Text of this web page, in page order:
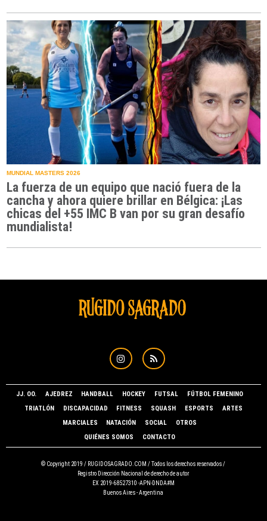
MUNDIAL MASTERS 2026
La fuerza de un equipo que nació fuera de la
cancha y ahora quiere brillar en Bélgica: ¡Las
chicas del +55 IMC B van por su gran desafío
mundialista!
JJ. OO. AJEDREZ HANDBALL HOCKEY FUTSAL
FÚTBOL FEMENINO
TRIATLÓN
DISCAPACIDAD FITNESS SQUASH ESPORTS
ARTES
MARCIALES
NATACIÓN SOCIAL
OTROS
QUIÉNES SOMOS
CONTACTO
© Copyright 2019 / RUGIDOSAGRADO.COM / Todos los derechos reservados /
Registro Dirección Nacional de derecho de autor
EX 2019-68527310 -APN-DNDA#M
Buenos Aires - Argentina